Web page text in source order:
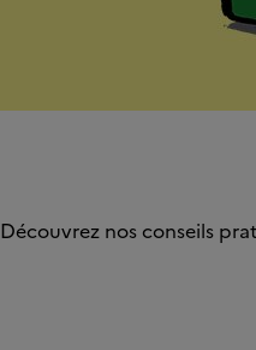
Découvrez nos conseils